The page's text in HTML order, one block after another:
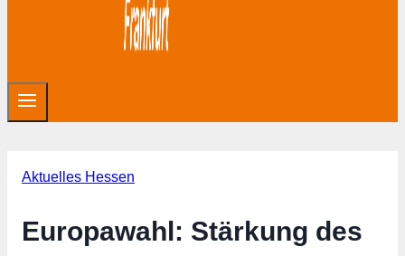
Aktuelles Hessen
Europawahl: Stärkung des